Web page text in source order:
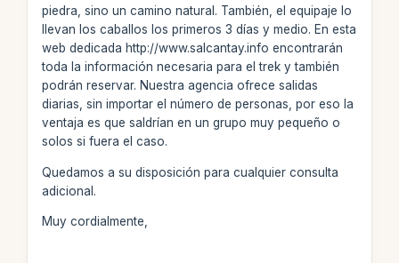
piedra, sino un camino natural. También, el equipaje lo
llevan los caballos los primeros 3 días y medio. En esta
web dedicada http://www.salcantay.info encontrarán
toda la información necesaria para el trek y también
podrán reservar. Nuestra agencia ofrece salidas
diarias, sin importar el número de personas, por eso la
ventaja es que saldrían en un grupo muy pequeño o
solos si fuera el caso.
Quedamos a su disposición para cualquier consulta
adicional.
Muy cordialmente,